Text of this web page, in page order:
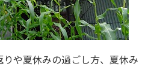
や夏休みの過ごし方、夏休み